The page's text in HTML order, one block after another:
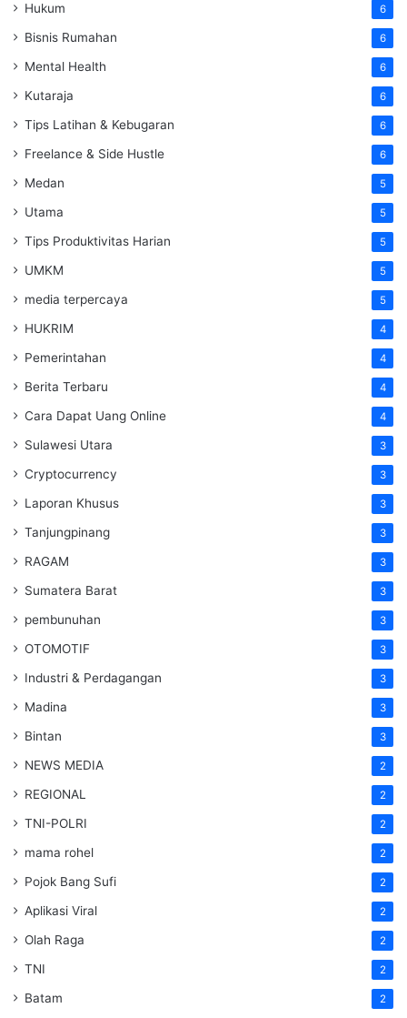
Hukum 6
Bisnis Rumahan 6
Mental Health 6
Kutaraja 6
Tips Latihan & Kebugaran 6
Freelance & Side Hustle 6
Medan 5
Utama 5
Tips Produktivitas Harian 5
UMKM 5
media terpercaya 5
HUKRIM 4
Pemerintahan 4
Berita Terbaru 4
Cara Dapat Uang Online 4
Sulawesi Utara 3
Cryptocurrency 3
Laporan Khusus 3
Tanjungpinang 3
RAGAM 3
Sumatera Barat 3
pembunuhan 3
OTOMOTIF 3
Industri & Perdagangan 3
Madina 3
Bintan 3
NEWS MEDIA 2
REGIONAL 2
TNI-POLRI 2
mama rohel 2
Pojok Bang Sufi 2
Aplikasi Viral 2
Olah Raga 2
TNI 2
Batam 2